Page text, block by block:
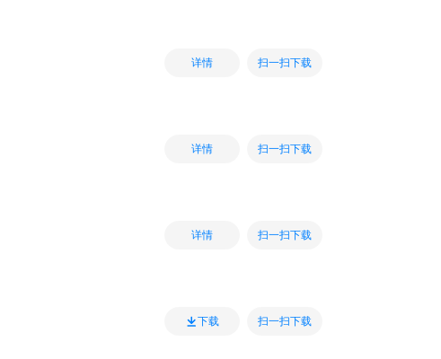
详情 扫一扫下载
详情 扫一扫下载
详情 扫一扫下载
下载 扫一扫下载